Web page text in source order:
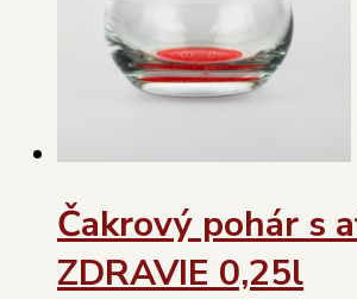
Čakrový pohár s
ZDRAVIE 0,25l